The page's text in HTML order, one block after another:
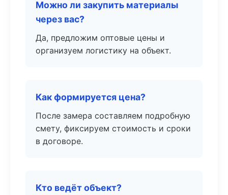
Можно ли закупить материалы
через вас?
Да, предложим оптовые цены и
организуем логистику на объект.
Как формируется цена?
После замера составляем подробную
смету, фиксируем стоимость и сроки
в договоре.
Кто ведёт объект?